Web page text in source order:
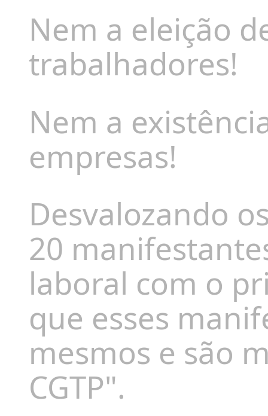
Nem a eleição
trabalhadores!
Nem a
empresas!
Desvalozando
20
laboral com o
que esses
mesmos e são
CGTP".